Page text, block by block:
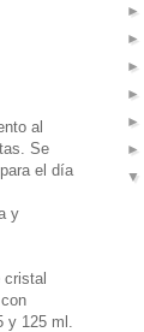
al
Se
el día
y
125 ml.
►
►
►
►
►
►
▼